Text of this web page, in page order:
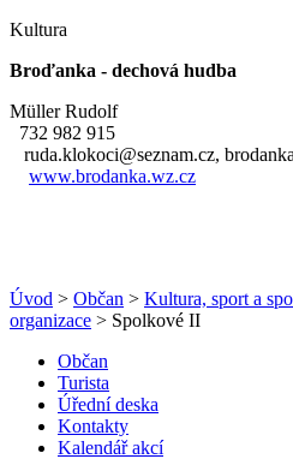
Kultura
Broďanka - dechová hudba
Müller Rudolf
732 982 915
ruda.klokoci@seznam.cz,
www.brodanka.wz.cz
Úvod > Občan > Kultura, sport a
organizace > Spolkové II
Občan
Turista
Úřední deska
Kontakty
Kalendář akcí